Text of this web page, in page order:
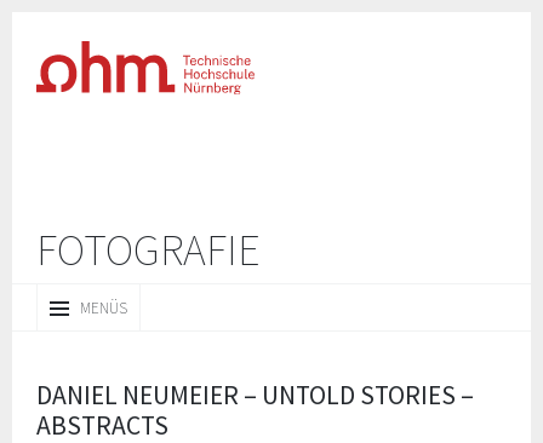
FOTOGRAFIE
MENÜS
INHALT
DANIEL NEUMEIER – UNTOLD STORIES –
ABSTRACTS